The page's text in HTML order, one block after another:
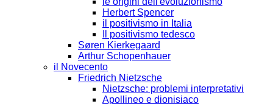
Herbert Spencer
il positivismo in Italia
Il positivismo tedesco
Søren Kierkegaard
Arthur Schopenhauer
il Novecento
Friedrich Nietzsche
Nietzsche: problemi interpretativi
Apollineo e dionisiaco